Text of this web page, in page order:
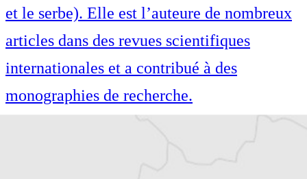
et le serbe). Elle est l’auteure de nombreux
articles dans des revues scientifiques
internationales et a contribué à des
monographies de recherche.